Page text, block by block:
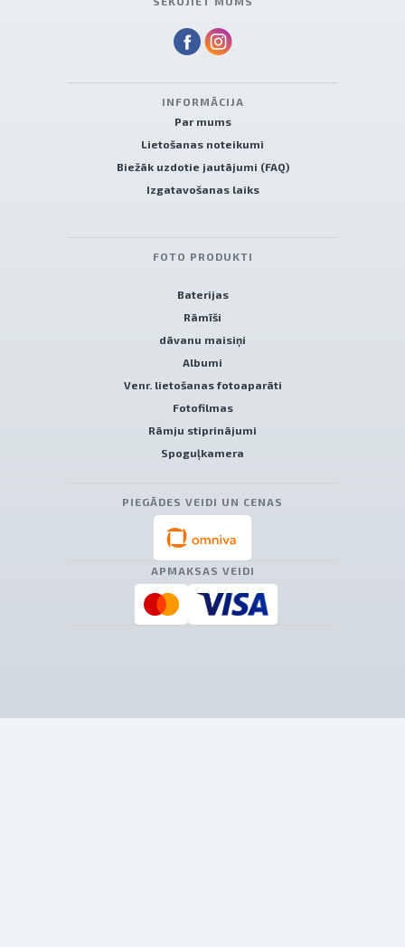
INFORMĀCIJA
Par mums
Lietošanas noteikumi
Biežāk uzdotie jautājumi (FAQ)
Izgatavošanas laiks
FOTO PRODUKTI
Baterijas
Rāmīši
dāvanu maisiņi
Albumi
Venr. lietošanas fotoaparāti
Fotofilmas
Rāmju stiprinājumi
Spoguļkamera
PIEGĀDES VEIDI UN CENAS
APMAKSAS VEIDI